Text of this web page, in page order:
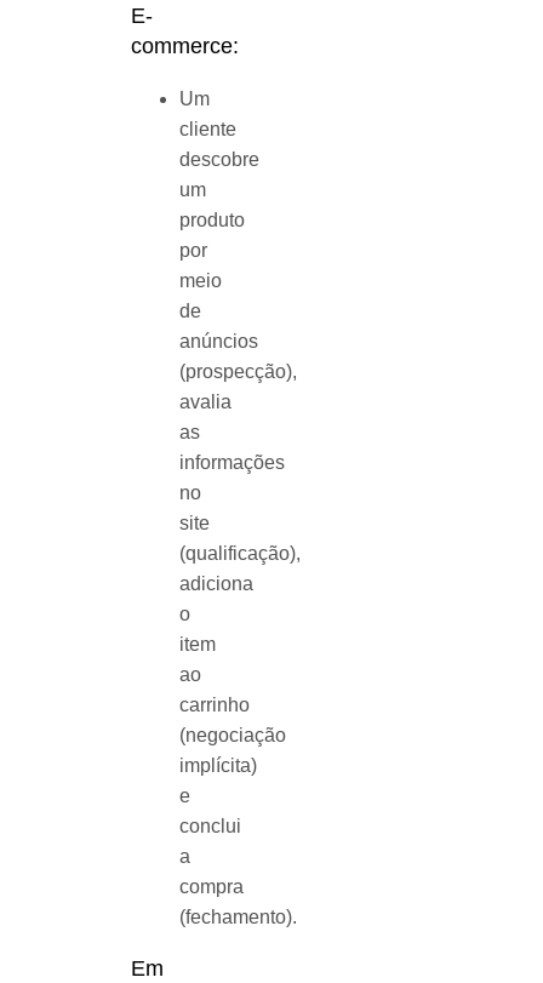
E-
commerce:
Um
cliente
descobre
um
produto
por
meio
de
anúncios
(prospecção),
avalia
as
informações
no
site
(qualificação),
adiciona
o
item
ao
carrinho
(negociação
implícita)
e
conclui
a
compra
(fechamento).
Em